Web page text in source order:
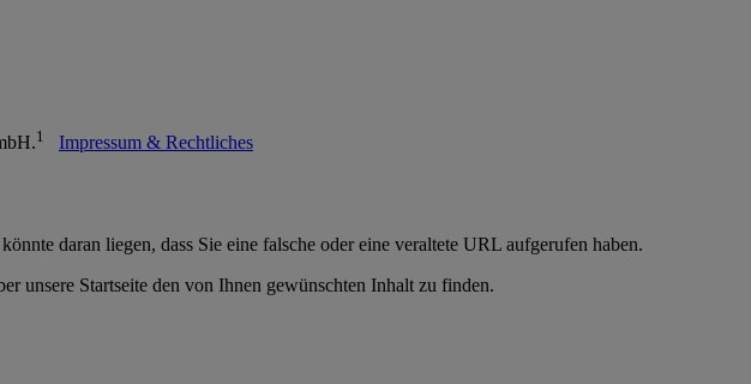
1 Impressum & Rechtliches
daran liegen, dass Sie eine falsche oder eine veraltete URL aufgerufen haben.
unsere Startseite den von Ihnen gewünschten Inhalt zu finden.